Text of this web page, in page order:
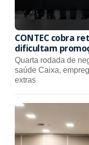
CONTEC cobra
dificultam
Quarta rodada de
saúde Caixa,
extras